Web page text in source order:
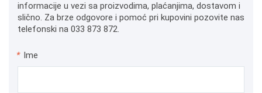
informacije u vezi sa proizvodima, plaćanjima, dostavom i
slično. Za brze odgovore i pomoć pri kupovini pozovite nas
telefonski na 033 873 872.
* Ime